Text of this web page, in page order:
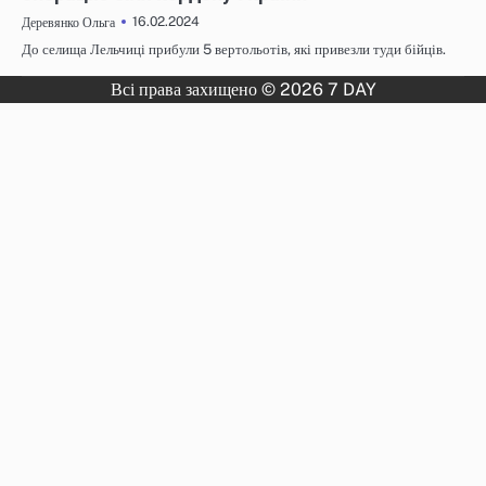
Деревянко Ольга
16.02.2024
До селища Лельчиці прибули 5 вертольотів, які привезли туди бійців.
Всі права захищено © 2026 7 DAY